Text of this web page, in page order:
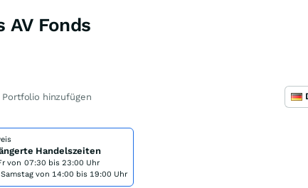
AV Fonds
Portfolio hinzufügen
Handelszeiten
von 07:30 bis 23:00 Uhr
Samstag von 14:00 bis 19:00 Uhr